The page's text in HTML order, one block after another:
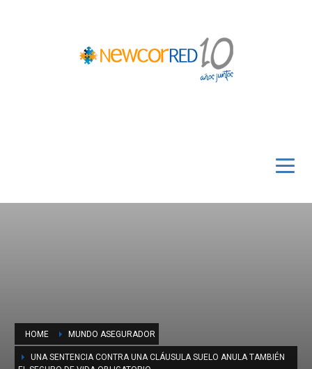
HOME MUNDO ASEGURADOR
UNA SENTENCIA CONTRA UNA CLÁUSULA SUELO ANULA TAMBIÉN